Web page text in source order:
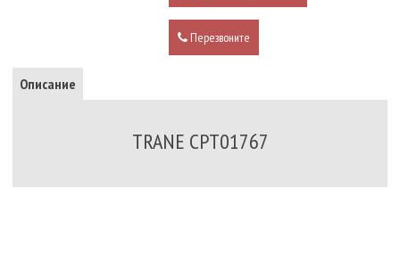
Перезвоните
Описание
TRANE CPT01767